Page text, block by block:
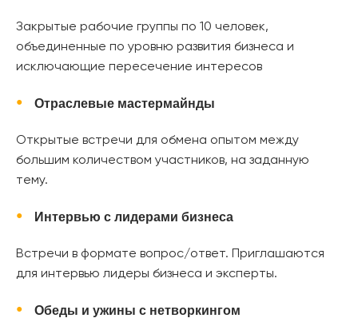
Закрытые рабочие группы по 10 человек,
объединенные по уровню развития бизнеса и
исключающие пересечение интересов
Отраслевые мастермайнды
Открытые встречи для обмена опытом между
большим количеством участников, на заданную
тему.
Интервью с лидерами бизнеса
Встречи в формате вопрос/ответ. Приглашаются
для интервью лидеры бизнеса и эксперты.
Обеды и ужины с нетворкингом